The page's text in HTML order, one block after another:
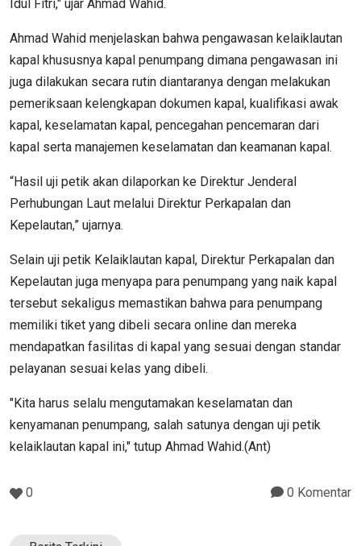
Idul Fitri," ujar Ahmad Wahid.
Ahmad Wahid menjelaskan bahwa pengawasan kelaiklautan
kapal khususnya kapal penumpang dimana pengawasan ini
juga dilakukan secara rutin diantaranya dengan melakukan
pemeriksaan kelengkapan dokumen kapal, kualifikasi awak
kapal, keselamatan kapal, pencegahan pencemaran dari
kapal serta manajemen keselamatan dan keamanan kapal.
“Hasil uji petik akan dilaporkan ke Direktur Jenderal
Perhubungan Laut melalui Direktur Perkapalan dan
Kepelautan,” ujarnya.
Selain uji petik Kelaiklautan kapal, Direktur Perkapalan dan
Kepelautan juga menyapa para penumpang yang naik kapal
tersebut sekaligus memastikan bahwa para penumpang
memiliki tiket yang dibeli secara online dan mereka
mendapatkan fasilitas di kapal yang sesuai dengan standar
pelayanan sesuai kelas yang dibeli.
"Kita harus selalu mengutamakan keselamatan dan
kenyamanan penumpang, salah satunya dengan uji petik
kelaiklautan kapal ini," tutup Ahmad Wahid.(Ant)
0 0 Komentar